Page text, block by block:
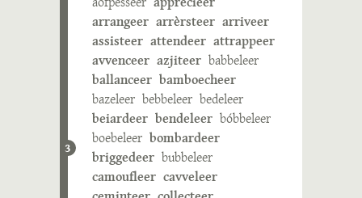
3
arrangeer arrèrsteer arriveer
assisteer attendeer attrappeer
avvenceer azjiteer babbeleer
ballanceer bamboecheer
bazeleer bebbeleer bedeleer
beiardeer bendeleer bóbbeleer
boebeleer bombardeer
briggedeer bubbeleer
camoufleer cavveleer